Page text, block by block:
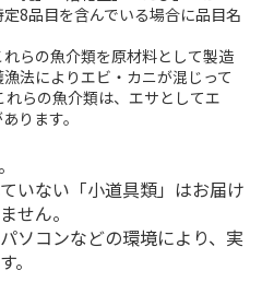
8品目を含んでいる場合に品目名
らの魚介類を原材料として製造
法によりエビ・カニが混じって
らの魚介類は、エサとしてエ
ります。
いない「小道具類」はお届け
せん。
ソコンなどの環境により、実
。